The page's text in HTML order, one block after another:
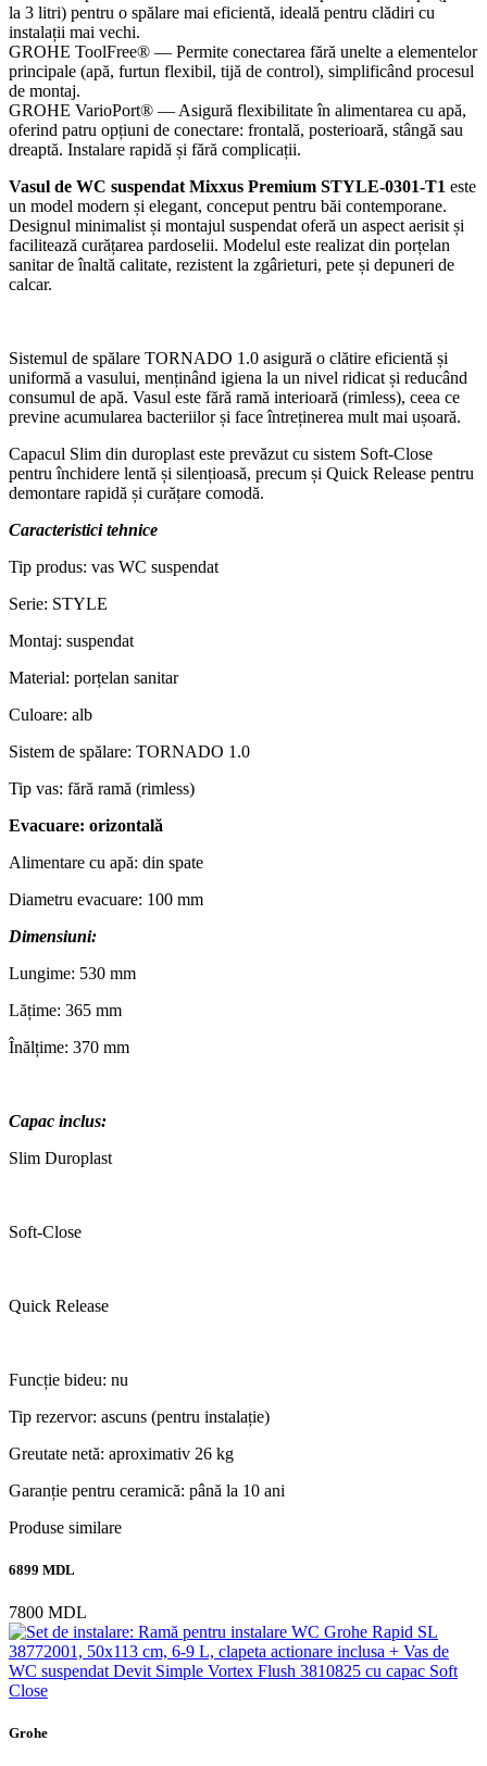
la 3 litri) pentru o spălare mai eficientă, ideală pentru clădiri cu
instalații mai vechi.
GROHE ToolFree® — Permite conectarea fără unelte a elementelor
principale (apă, furtun flexibil, tijă de control), simplificând procesul
de montaj.
GROHE VarioPort® — Asigură flexibilitate în alimentarea cu apă,
oferind patru opțiuni de conectare: frontală, posterioară, stângă sau
dreaptă. Instalare rapidă și fără complicații.
Vasul de WC suspendat Mixxus Premium STYLE-0301-T1 este
un model modern și elegant, conceput pentru băi contemporane.
Designul minimalist și montajul suspendat oferă un aspect aerisit și
facilitează curățarea pardoselii. Modelul este realizat din porțelan
sanitar de înaltă calitate, rezistent la zgârieturi, pete și depuneri de
calcar.
Sistemul de spălare TORNADO 1.0 asigură o clătire eficientă și
uniformă a vasului, menținând igiena la un nivel ridicat și reducând
consumul de apă. Vasul este fără ramă interioară (rimless), ceea ce
previne acumularea bacteriilor și face întreținerea mult mai ușoară.
Capacul Slim din duroplast este prevăzut cu sistem Soft-Close
pentru închidere lentă și silențioasă, precum și Quick Release pentru
demontare rapidă și curățare comodă.
Caracteristici tehnice
Tip produs: vas WC suspendat
Serie: STYLE
Montaj: suspendat
Material: porțelan sanitar
Culoare: alb
Sistem de spălare: TORNADO 1.0
Tip vas: fără ramă (rimless)
Evacuare: orizontală
Alimentare cu apă: din spate
Diametru evacuare: 100 mm
Dimensiuni:
Lungime: 530 mm
Lățime: 365 mm
Înălțime: 370 mm
Capac inclus:
Slim Duroplast
Soft-Close
Quick Release
Funcție bideu: nu
Tip rezervor: ascuns (pentru instalație)
Greutate netă: aproximativ 26 kg
Garanție pentru ceramică: până la 10 ani
Produse similare
6899 MDL
7800 MDL
Grohe